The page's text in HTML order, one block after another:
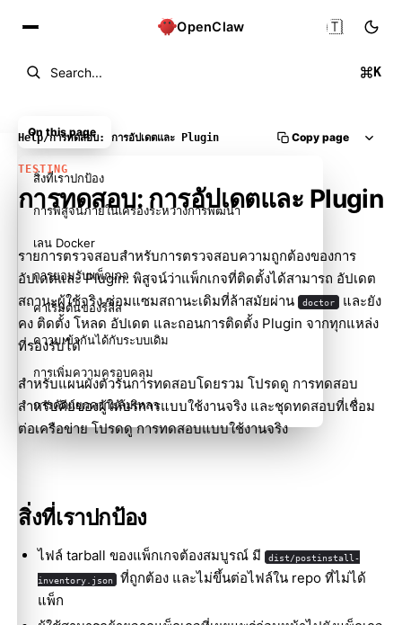
OpenClaw
Search... K
🇹🇭
Help/การทดสอบ: การอัปเดตและ Plugin Copy page
TESTING
การทดสอบ: การอัปเดตและ Plugin
รายการตรวจสอบสำหรับการตรวจสอบความถูกต้องของการ
อัปเดตและ Plugin: พิสูจน์ว่าแพ็กเกจที่ติดตั้งได้สามารถ อัปเดต
สถานะผู้ใช้จริง ซ่อมแซมสถานะเดิมที่ล้าสมัยผ่าน
doctor และยัง
คง ติดตั้ง โหลด อัปเดต และถอนการติดตั้ง Plugin จากทุกแหล่ง
ที่รองรับได้
สำหรับแผนผังตัวรันการทดสอบโดยรวม โปรดดู การทดสอบ
สำหรับคีย์ของผู้ให้บริการแบบใช้งานจริง และชุดทดสอบที่เชื่อม
ต่อเครือข่าย โปรดดูการทดสอบแบบใช้งานจริง
สิ่งที่เราปกป้อง
ไฟล์ tarball ของแพ็กเกจต้องสมบูรณ์ มี dist/postinstall-
inventory.json
ที่ถูกต้อง และไม่ขึ้นต่อไฟล์ใน repo ที่ไม่ได้
แพ็ก
On this page
สิ่งที่เราปกป้อง
การพิสูจน์ภายในเครื่องระหว่างการพัฒนา
เลน Docker
การยอมรับแพ็กเกจ
ค่าเริ่มต้นของรีลีส
ความเข้ากันได้กับระบบเดิม
การเพิ่มความครอบคลุม
การคัดแยกความล้มเหลว